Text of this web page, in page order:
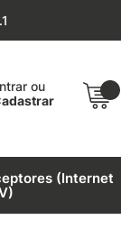
ou
(Internet